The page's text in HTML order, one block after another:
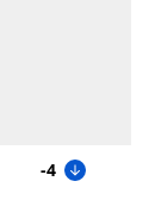
-4